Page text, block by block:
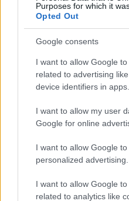
Purposes for which it
Opted Out
Google consents
I want to allow Google
related to advertising
device identifiers in apps.
I want to allow my user
Google for online
I want to allow Google
personalized advertising.
I want to allow Google
related to analytics like
ahhoz, hogy megtartsuk
Tavaly az első négy
kellett az eltervezett
működött, amit
működőképesebb
Bízom benne, hogy az
Borbély szót ejtett a
- Természetesen
igyekeztek alaposan
DVSC például láthatóan